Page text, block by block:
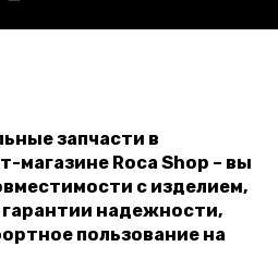
запчасти в
магазине Roca Shop – вы
с изделием,
надежности,
пользование на